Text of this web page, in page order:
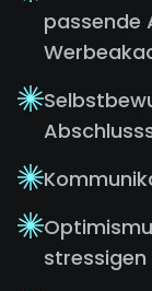
passende